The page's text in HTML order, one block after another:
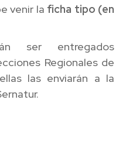
venir la ficha tipo (en
ser entregados
Regionales de
las enviarán a la